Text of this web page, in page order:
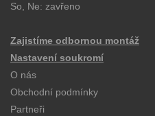
So, Ne: zavřeno
Zajistíme odbornou montáž
Nastavení soukromí
O nás
Obchodní podmínky
Partneři